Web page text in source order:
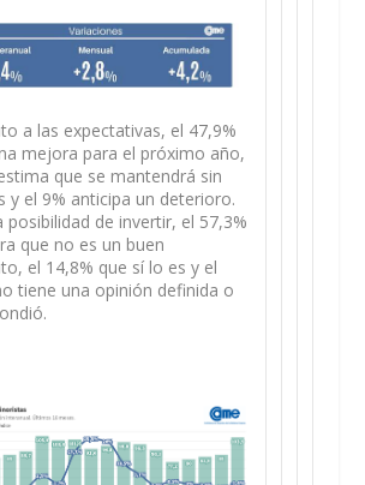
a las expectativas, el 47,9%
mejora para el próximo año,
que se mantendrá sin
y el 9% anticipa un deterioro.
posibilidad de invertir, el 57,3%
que no es un buen
el 14,8% que sí lo es y el
tiene una opinión definida o